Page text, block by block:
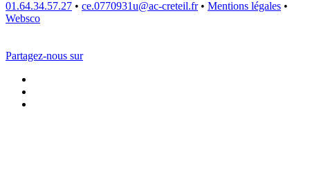
01.64.34.57.27 • ce.0770931u@ac-creteil.fr • Mentions légales •
Websco
Partagez-nous sur